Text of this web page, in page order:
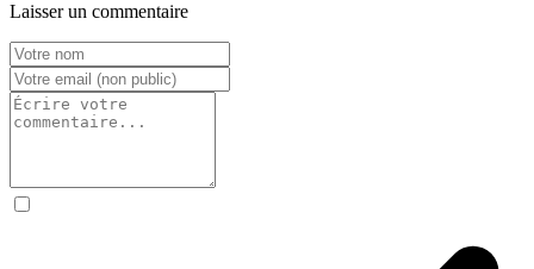
Laisser un commentaire